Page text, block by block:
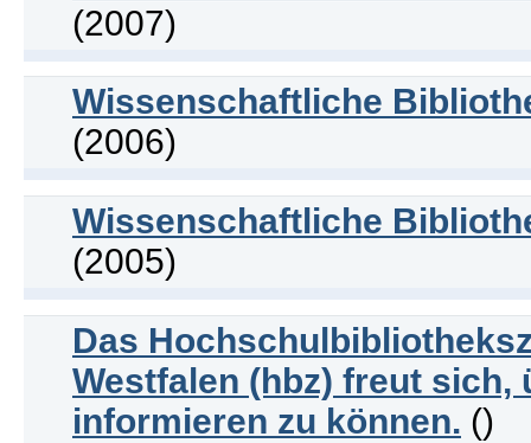
(2007)
Wissenschaftliche
(2006)
Wissenschaftliche
(2005)
Das
Westfalen (hbz) freut sich,
informieren zu können. ()